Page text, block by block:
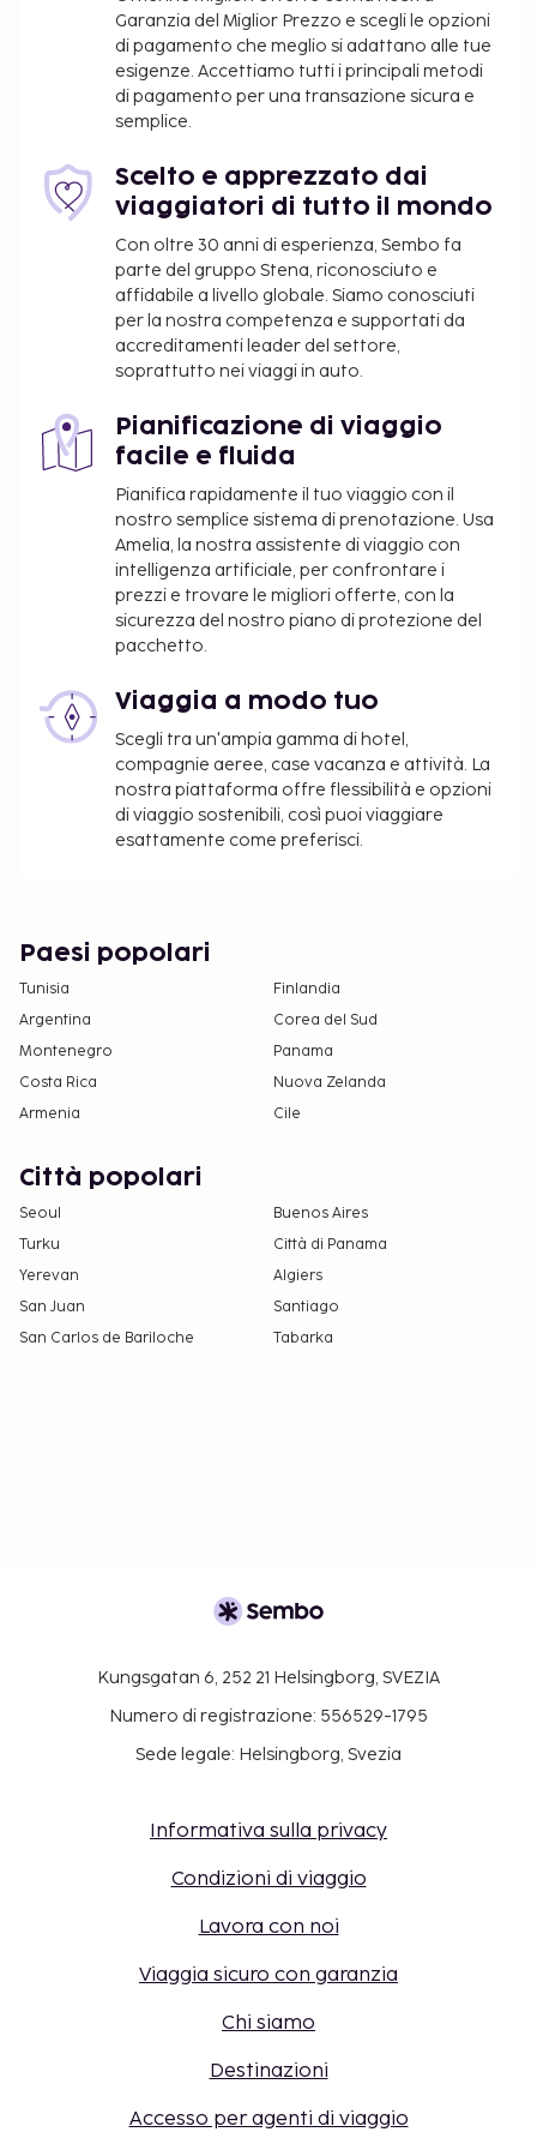
gratuiti nella hall e un pratico servizio di lavanderia e
lavaggio a secco. Stai pianificando un evento a
Boise? Presso un hotel avrai a disposizione 78 metri
quadrati di spazio con un'area per conferenze e sale
loco. Le opportunità di svago non mancano: avrai a
disposizione una palestra aperta giorno e notte,
oltre a il Wi-Fi gratuito e servizi di concierge. Questo
hotel offre, inoltre, una sala ricevimenti e un
distributore automatico. Incontra gli altri ospiti al
cocktail di benvenuto offerto tutti i giorni. La
colazione completa viene servita tutti i giorni
gratuitamente.
a soggiorno (le tariffe possono variare)
Supplemento per animali domestici: 30 USD ad
animale, a notte
Non vengono richiesti supplementi per gli
animali di servizio
È possibile che questo elenco non sia completo.
Tariffe e depositi potrebbero non includere le tasse
e sono soggetti a modifiche.
Fino a 2 bambini o ragazzi di età pari o inferiore
a 17 anni soggiornano gratuitamente nella
camera dei genitori o dei tutori, utilizzando i
letti presenti.
È possibile richiedere camere attigue o
comunicanti (previa disponibilità) contattando
determinate camere, con alcune restrizioni e
previo supplemento (le tariffe sono indicate
nella sezione apposita). Per prendere accordi in
prenotazione.
Per informazioni sulla politica sulla privacy di
Best Western, visita
Garanzia del Miglior Prezzo e scegli le opzioni
di pagamento che meglio si adattano alle tue
esigenze. Accettiamo tutti i principali metodi
di pagamento per una transazione sicura e
semplice.
Scelto e apprezzato dai
viaggiatori di tutto il mondo
Con oltre 30 anni di esperienza, Sembo fa
parte del gruppo Stena, riconosciuto e
affidabile a livello globale. Siamo conosciuti
per la nostra competenza e supportati da
accreditamenti leader del settore,
soprattutto nei viaggi in auto.
Pianificazione di viaggio
facile e fluida
Pianifica rapidamente il tuo viaggio con il
nostro semplice sistema di prenotazione. Usa
Amelia, la nostra assistente di viaggio con
intelligenza artificiale, per confrontare i
prezzi e trovare le migliori offerte, con la
sicurezza del nostro piano di protezione del
pacchetto.
Viaggia a modo tuo
Scegli tra un'ampia gamma di hotel,
compagnie aeree, case vacanza e attività. La
nostra piattaforma offre flessibilità e opzioni
di viaggio sostenibili, così puoi viaggiare
esattamente come preferisci.
Paesi popolari
Tunisia
Finlandia
Argentina
Corea del Sud
Montenegro
Panama
Costa Rica
Nuova Zelanda
Armenia
Cile
Città popolari
Seoul
Buenos Aires
Turku
Città di Panama
Yerevan
Algiers
San Juan
Santiago
San Carlos de Bariloche
Tabarka
Kungsgatan 6, 252 21 Helsingborg, SVEZIA
Numero di registrazione: 556529-1795
Sede legale: Helsingborg, Svezia
Informativa sulla privacy
Condizioni di viaggio
Lavora con noi
Viaggia sicuro con garanzia
Chi siamo
Destinazioni
Accesso per agenti di viaggio